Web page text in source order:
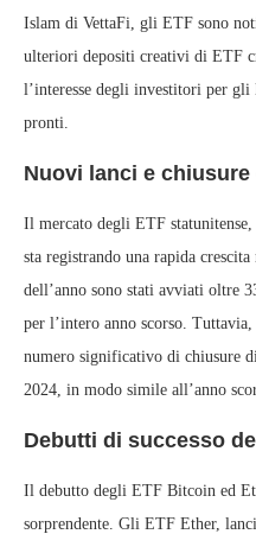
Islam di VettaFi, gli ETF sono
ulteriori depositi creativi di ETF
l’interesse degli investitori per
pronti.
Nuovi lanci e
Il mercato degli ETF
sta registrando una rapida
dell’anno sono stati avviati oltre
per l’intero anno scorso.
numero significativo di chiusure
2024, in modo simile all’anno
Debutti di successo
Il debutto degli ETF Bitcoin ed
sorprendente. Gli ETF Ether,